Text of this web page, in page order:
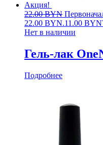
Акция!
22.00BYN
22.00 BYN.11.00 BYN
Нет в наличии
Гель-лак
Подробнее